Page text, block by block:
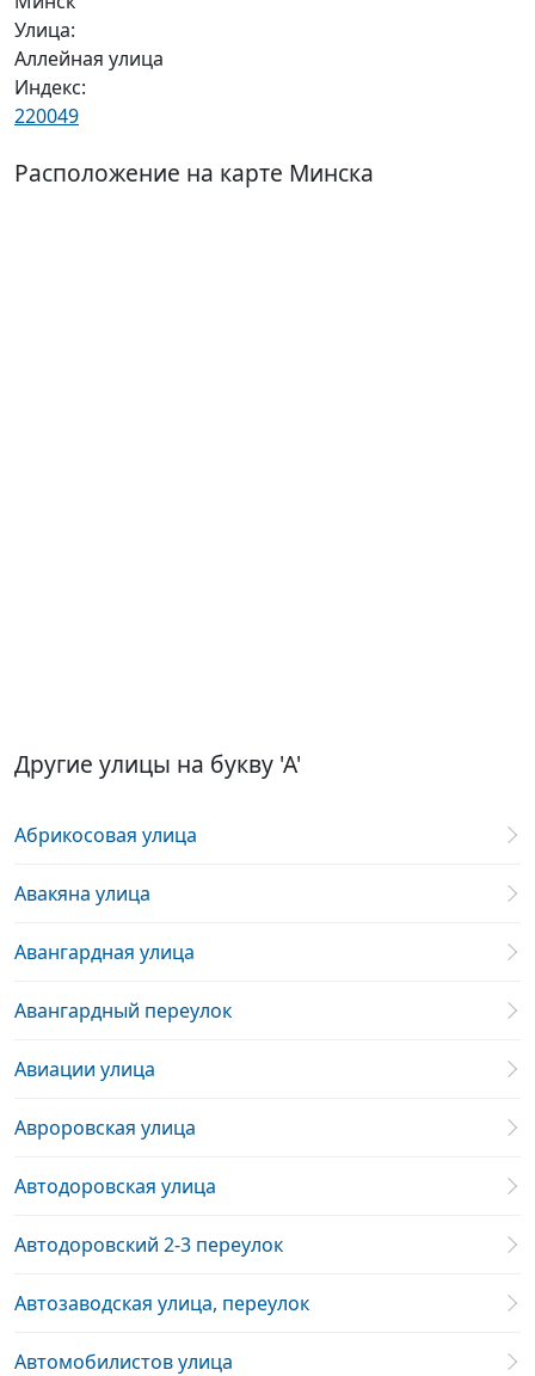
Улица:
Аллейная улица
Индекс:
220049
Расположение на карте Минска
Другие улицы на букву 'А'
Абрикосовая улица
Авакяна улица
Авангардная улица
Авангардный переулок
Авиации улица
Авроровская улица
Автодоровская улица
Автодоровский 2-3 переулок
Автозаводская улица, переулок
Автомобилистов улица